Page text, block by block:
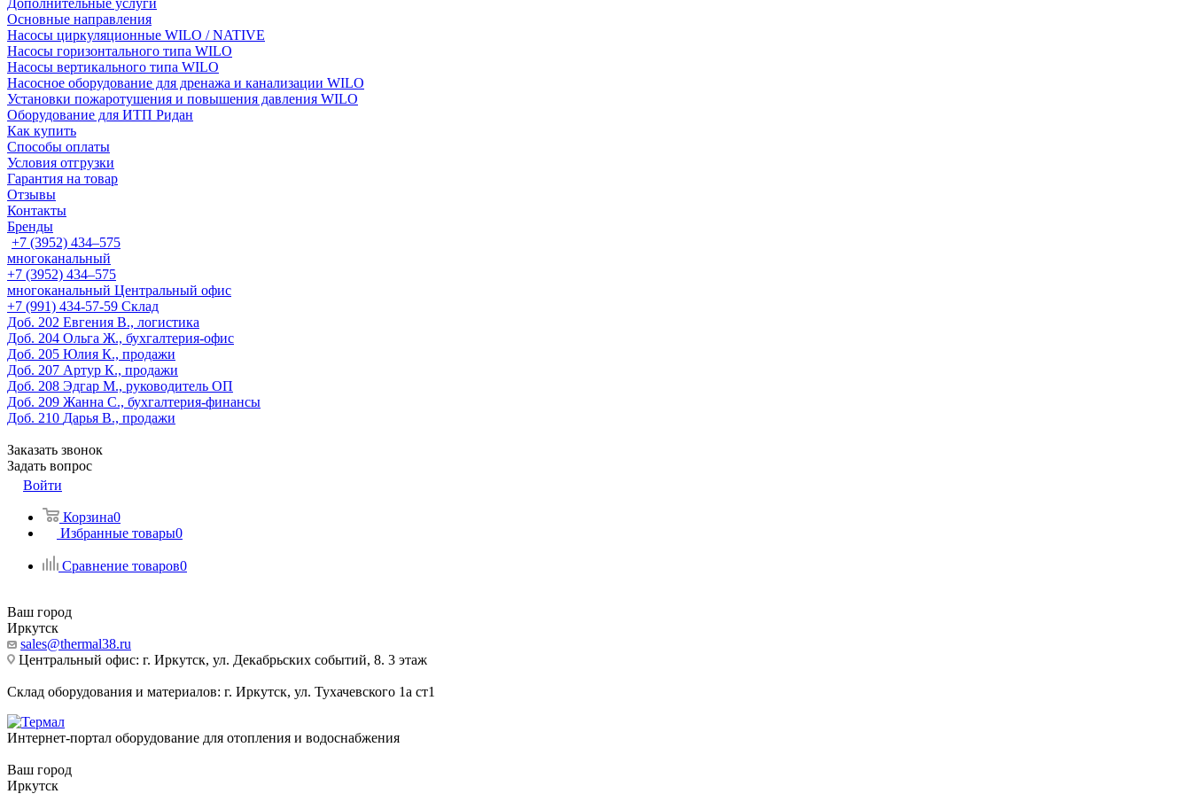
Дополнительные услуги
Основные направления
Насосы циркуляционные WILO / NATIVE
Насосы горизонтального типа WILO
Насосы вертикального типа WILO
Насосное оборудование для дренажа и канализации WILO
Установки пожаротушения и повышения давления WILO
Оборудование для ИТП Ридан
Как купить
Способы оплаты
Условия отгрузки
Гарантия на товар
Отзывы
Контакты
Бренды
+7 (3952) 434‒575
многоканальный
+7 (3952) 434‒575
многоканальный Центральный офис
‎+7 (991) 434-57-59 Склад
Доб. 202 Евгения В., логистика
Доб. 204 Ольга Ж., бухгалтерия-офис
Доб. 205 Юлия К., продажи
Доб. 207 Артур К., продажи
Доб. 208 Эдгар М., руководитель ОП
Доб. 209 Жанна С., бухгалтерия-финансы
Доб. 210 Дарья В., продажи
Заказать звонок
Задать вопрос
Войти
Корзина0
Избранные товары0
Сравнение товаров0
Ваш город
Иркутск
sales@thermal38.ru
Центральный офис: г. Иркутск, ул. Декабрьских событий, 8. 3 этаж
Склад оборудования и материалов: г. Иркутск, ул. Тухачевского 1а ст1
Интернет-портал оборудование для отопления и водоснабжения
Ваш город
Иркутск